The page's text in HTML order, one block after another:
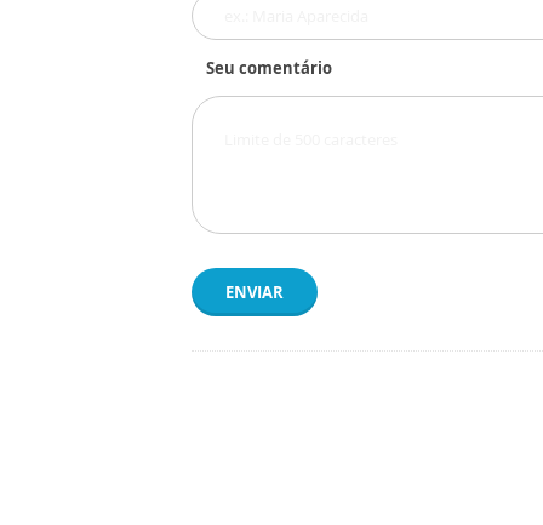
Seu comentário
ENVIAR